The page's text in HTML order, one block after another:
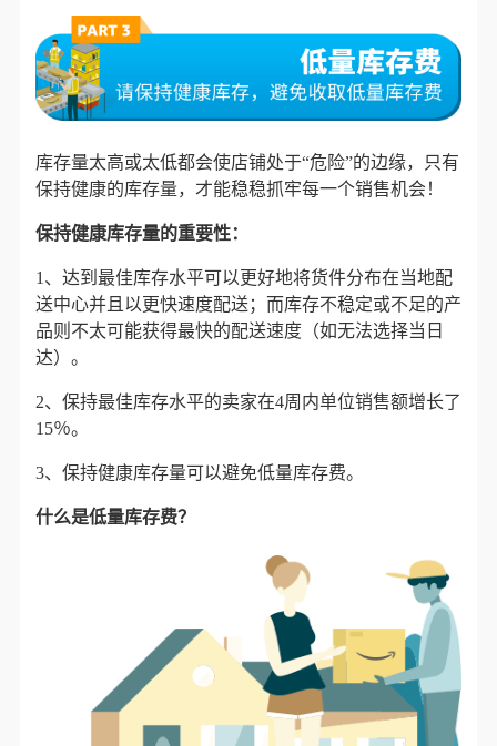
库存量太高或太低都会使店铺处于“危险”的边缘，只有
保持健康的库存量，才能稳稳抓牢每一个销售机会！
保持健康库存量的重要性：
1、达到最佳库存水平可以更好地将货件分布在当地配
送中心并且以更快速度配送；而库存不稳定或不足的产
品则不太可能获得最快的配送速度（如无法选择当日
达）。
2、保持最佳库存水平的卖家在4周内单位销售额增长了
15％。
3、保持健康库存量可以避免低量库存费。
什么是低量库存费？